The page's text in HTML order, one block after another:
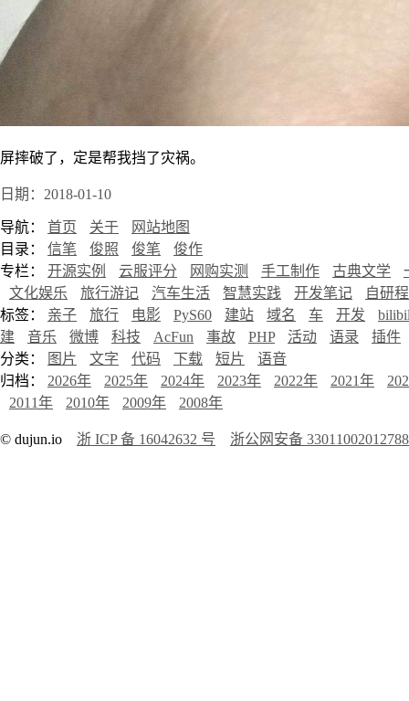
屏摔破了，定是帮我挡了灾祸。
日期：2018-01-10
导航： 首页 关于
网站地图
目录： 信笔 俊照 俊笔
俊作
专栏： 开源实例 云服评分 网购实测 手工制作 古典文学
文化娱乐
旅行游记 汽车生活 智慧实践 开发笔记
自研
标签： 亲子 旅行 电影 PyS60 建站 域名 车 开发
建
音乐 微博 科技 AcFun 事故 PHP 活动 语录
插件
分类：
图片 文字 代码 下载 短片
语音
归档： 2026年 2025年 2024年 2023年 2022年 2021年
2011年
2010年 2009年 2008年
© dujun.io 浙 ICP 备 16042632 号 浙公网安备